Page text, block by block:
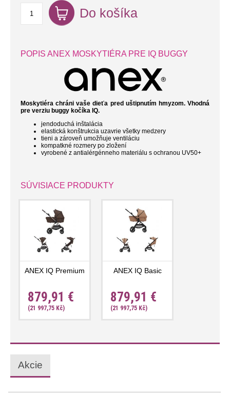
Do košíka
POPIS ANEX MOSKYTIÉRA PRE IQ BUGGY
Moskytiéra chráni vaše dieťa pred uštipnutím hmyzom. Vhodná
pre verziu buggy kočíka IQ.
jendoduchá inštalácia
elastická konštrukcia uzavrie všetky medzery
tieni a zároveň umožňuje ventiláciu
kompatkné rozmery po zložení
vyrobené z antialérgénneho materiálu s ochranou UV50+
SÚVISIACE PRODUKTY
ANEX IQ Premium
879,91 €
(21 997,75 Kč)
ANEX IQ Basic
879,91 €
(21 997,75 Kč)
Akcie